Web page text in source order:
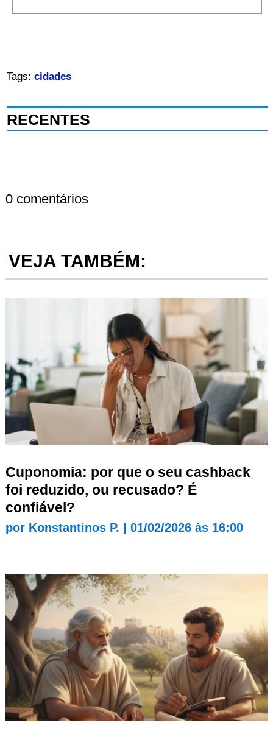
Tags: cidades
RECENTES
0 comentários
VEJA TAMBÉM:
Cuponomia: por que o seu cashback
foi reduzido, ou recusado? É
confiável?
por Konstantinos P. 01/02/2026 às 16:00